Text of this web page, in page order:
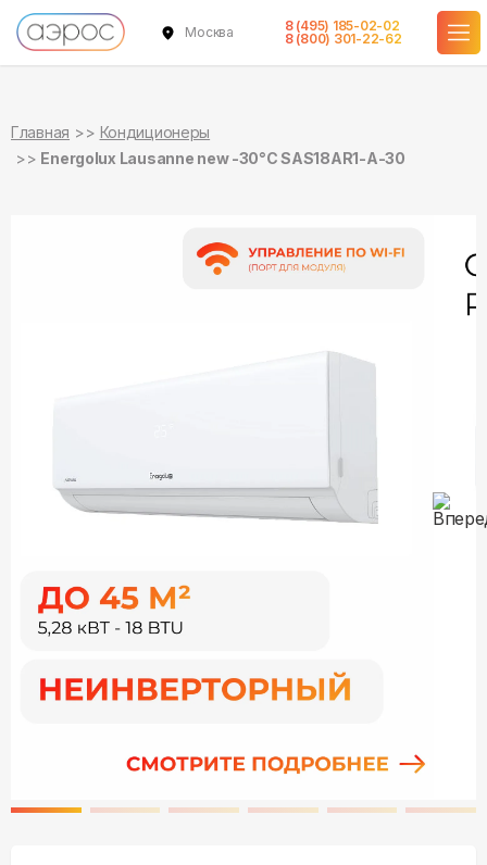
Москва
8 (495) 185-02-02
8 (800) 301-22-62
Главная
Кондиционеры
Energolux Lausanne new -30°С SAS18AR1-A-30
в наличии
в наличии